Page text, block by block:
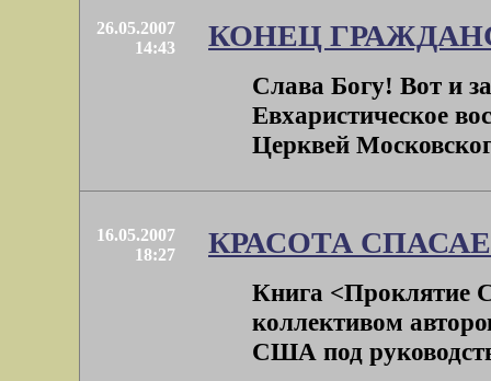
26.05.2007
14:43
КОНЕЦ
Слава Богу! Вот и
Евхаристическое
Церквей
16.05.2007
18:27
КРАСОТА
Книга <Проклятие
коллективом
США под